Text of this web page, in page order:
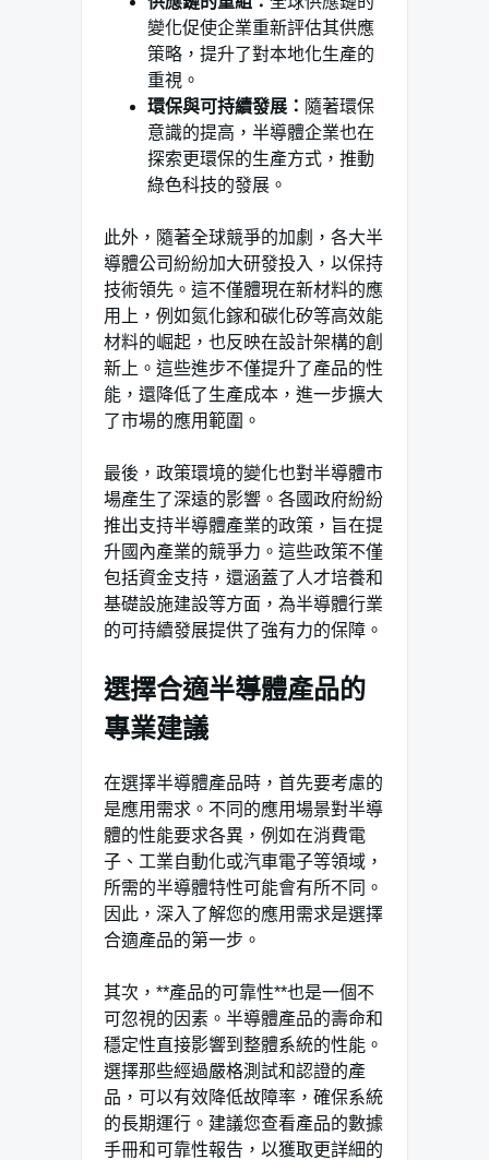
變化促使企業重新評估其供應
策略，提升了對本地化生產的
重視。
環保與可持續發展： 隨著環保
意識的提高，半導體企業也在
探索更環保的生產方式，推動
綠色科技的發展。
此外，隨著全球競爭的加劇，各大半
導體公司紛紛加大研發投入，以保持
技術領先。這不僅體現在新材料的應
用上，例如氮化鎵和碳化矽等高效能
材料的崛起，也反映在設計架構的創
新上。這些進步不僅提升了產品的性
能，還降低了生產成本，進一步擴大
了市場的應用範圍。
最後，政策環境的變化也對半導體市
場產生了深遠的影響。各國政府紛紛
推出支持半導體產業的政策，旨在提
升國內產業的競爭力。這些政策不僅
包括資金支持，還涵蓋了人才培養和
基礎設施建設等方面，為半導體行業
的可持續發展提供了強有力的保障。
選擇合適半導體產品的
專業建議
在選擇半導體產品時，首先要考慮的
是應用需求。不同的應用場景對半導
體的性能要求各異，例如在消費電
子、工業自動化或汽車電子等領域，
所需的半導體特性可能會有所不同。
因此，深入了解您的應用需求是選擇
合適產品的第一步。
其次，**產品的可靠性**也是一個不
可忽視的因素。半導體產品的壽命和
穩定性直接影響到整體系統的性能。
選擇那些經過嚴格測試和認證的產
品，可以有效降低故障率，確保系統
的長期運行。建議您查看產品的數據
手冊和可靠性報告，以獲取更詳細的